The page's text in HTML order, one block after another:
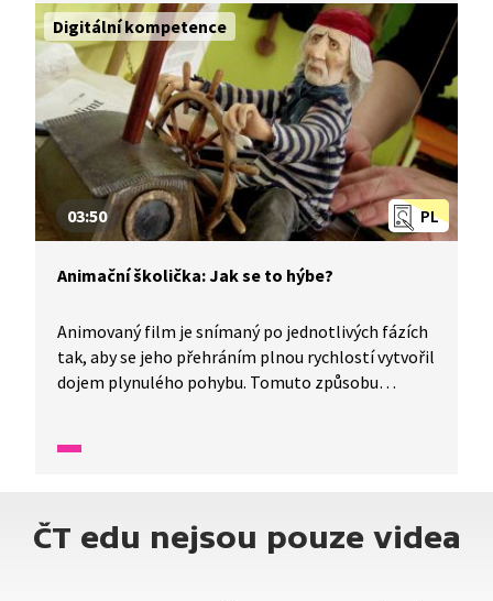
fotoaparát a vyzkoušejte si, jak se dělá animovaný
film.
Digitální kompetence
PL
03:50
Animační školička: Jak se to hýbe?
Animovaný film je snímaný po jednotlivých fázích
tak, aby se jeho přehráním plnou rychlostí vytvořil
dojem plynulého pohybu. Tomuto způsobu
ve filmu hýbají. Jak? Připravte si tužku, papír,
ČT edu nejsou pouze videa